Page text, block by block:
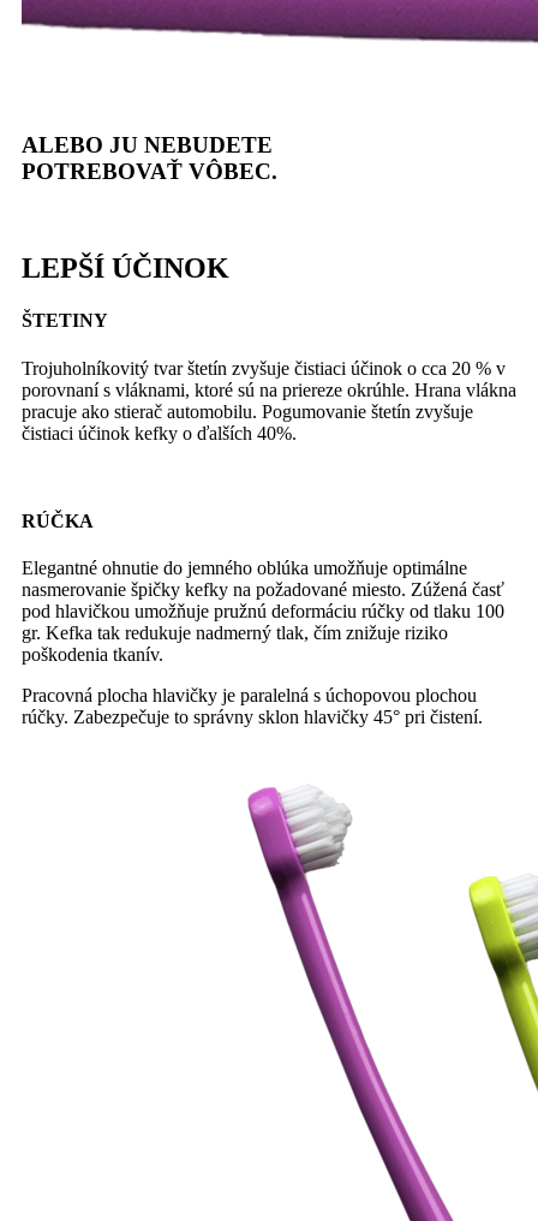
ALEBO JU NEBUDETE
POTREBOVAŤ VÔBEC.
LEPŠÍ ÚČINOK
ŠTETINY
Trojuholníkovitý tvar štetín zvyšuje čistiaci účinok o cca 20 % v
porovnaní s vláknami, ktoré sú na priereze okrúhle. Hrana vlákna
pracuje ako stierač automobilu. Pogumovanie štetín zvyšuje
čistiaci účinok kefky o ďalších 40%.
RÚČKA
Elegantné ohnutie do jemného oblúka umožňuje optimálne
nasmerovanie špičky kefky na požadované miesto. Zúžená časť
pod hlavičkou umožňuje pružnú deformáciu rúčky od tlaku 100
gr. Kefka tak redukuje nadmerný tlak, čím znižuje riziko
poškodenia tkanív.
Pracovná plocha hlavičky je paralelná s úchopovou plochou
rúčky. Zabezpečuje to správny sklon hlavičky 45° pri čistení.